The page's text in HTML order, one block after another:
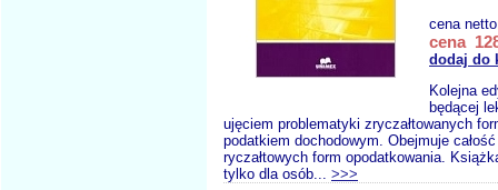
cena
cena
dodaj do
Kolejna
będącej
ujęciem problematyki zryczałtowanych
podatkiem dochodowym. Obejmuje
ryczałtowych form opodatkowania.
tylko dla osób... >>>